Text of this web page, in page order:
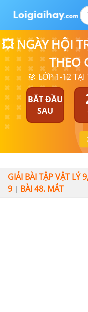
💥 NGÀY HỘI
THEO
🎯 LỚP 1-12
BẮT ĐẦU
SAU
GIẢI BÀI TẬP VẬT LÝ
9 | BÀI 48. MẮT